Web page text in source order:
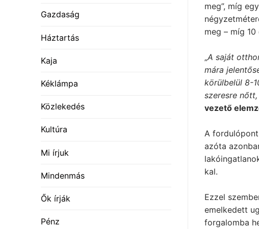
meg”, míg
meg – míg
„A saját
mára
körülbelül 8-
szeresre
vezető
A
azóta
kal.
Ezzel
emelkedett
forgalomba
Gazdaság
Háztartás
Kaja
Kéklámpa
Közlekedés
Kultúra
Mi írjuk
Mindenmás
Ők írják
Pénz